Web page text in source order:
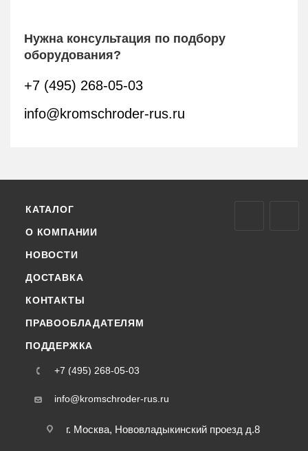
Нужна консультация по подбору
оборудования?
+7 (495) 268-05-03
info@kromschroder-rus.ru
КАТАЛОГ
О КОМПАНИИ
НОВОСТИ
ДОСТАВКА
КОНТАКТЫ
ПРАВООБЛАДАТЕЛЯМ
ПОДДЕРЖКА
+7 (495) 268-05-03
info@kromschroder-rus.ru
г. Москва, Нововладыкинский проезд д.8